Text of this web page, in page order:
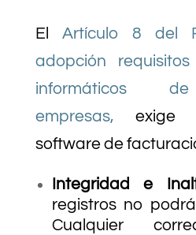
El Artículo 8 del
adopción
informáticos
empresas,
exige
software de
Integridad e
registros no
Cualquier